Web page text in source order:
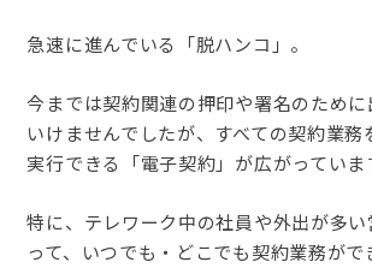
急速に進んでいる「脱ハンコ」。
今までは契約関連の押印や署名のため
いけませんでしたが、すべての契約業務
実行できる「電子契約」が広がっていま
特に、テレワーク中の社員や外出が多い
って、いつでも・どこでも契約業務がで